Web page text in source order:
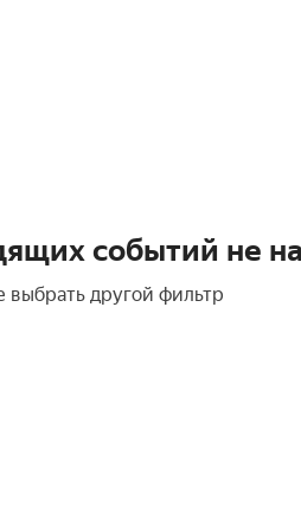
событий не
выбрать другой фильтр